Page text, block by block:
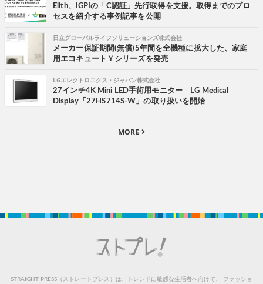
Elith、IGPIの「C認証」先行取得を支援。取得までのプロ
セスを紹介する事例記事を公開
日立グローバルライフソリューションズ株式会社
メーカー保証期間(無償)5年間を全機種に拡大した、家庭
用エコキュートＹシリーズを発売
LGエレクトロニクス・ジャパン株式会社
27インチ4K Mini LED手術用モニター LG Medical
Display「27HS714S-W」の取り扱いを開始
MORE
STRAIGHT PRESS（ストレートプレス）は、トレンドに敏感な生活者へ向けて、 ファッショ